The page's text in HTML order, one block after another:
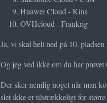
Huawei Cloud - Kina
OVHcloud - Frankrig
Ja, vi skal helt ned på 10.
Og jeg ved ikke om du har
Der sker nemlig noget når man
slet ikke er tilstrækkeligt for